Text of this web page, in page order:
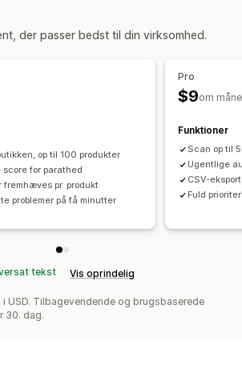
der passer bedst til din virksomhed.
op til 100 produkter
for parathed
fremhæves pr. produkt
problemer på få minutter
Pro
$9om
Funktioner
Scan op til
Ugentlige
CSV-
Fuld
tekst Vis oprindelig
USD. Tilbagevendende og brugsbaserede
30. dag.